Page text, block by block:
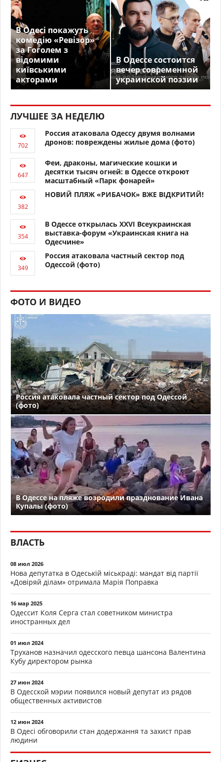
В Одесі покажуть
комедію «Ревізор»
за Гоголем з
відомими
київськими
акторами
В Одессе состоится
вечер современной
украинской поэзии
ЛУЧШЕЕ ЗА НЕДЕЛЮ
Россия атаковала Одессу двумя волнами
дронов: повреждены жилые дома (фото)
Феи, драконы, магические кошки и
десятки тысяч огней: в Одессе откроют
масштабный «Парк фонарей»
НОВИЙ ПЛЯЖ «РИБАЧОК» ВЖЕ ВІДКРИТИЙ!
В Одессе открылась XXVI Всеукраинская
выставка-форум «Украинская книга на
Одесчине»
Россия атаковала частный сектор под
Одессой (фото)
ФОТО И ВИДЕО
Россия атаковала частный сектор под Одессой
(фото)
В Одессе на пляже возродили празднование Ивана
Купалы (фото)
ВЛАСТЬ
08 июл 2026
Нова депутатка в Одеській міськраді: мандат від партії
«Довіряй ділам» отримала Марія Поправка
16 мар 2025
Одессит Коля Серга стал советником министра
иностранных дел
01 июл 2024
Труханов назначил одесского певца шансона Валентина
Кубу директором рынка
27 июн 2024
В Одесской мэрии появился новый депутат из рядов
общественных активистов
12 июн 2024
В Одесі обговорили стан додержання та захист прав
людини